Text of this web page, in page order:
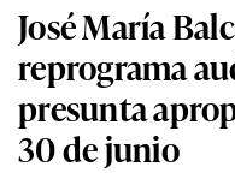
José María
reprograma
presunta
30 de junio